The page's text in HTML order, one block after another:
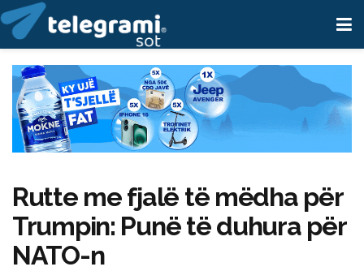
Rutte me fjalë të mëdha për
Trumpin: Punë të duhura për
NATO-n